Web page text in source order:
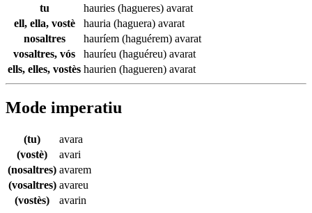
tu
hauries (hagueres) avarat
ell, ella, vostè
hauria (haguera) avarat
nosaltres
hauríem (haguérem) avarat
vosaltres, vós
hauríeu (haguéreu) avarat
ells, elles, vostès haurien (hagueren) avarat
Mode imperatiu
(tu)
avara
(vostè)
avari
(nosaltres) avarem
(vosaltres) avareu
(vostès)
avarin